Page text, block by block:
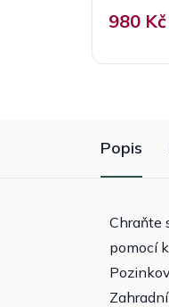
980 Kč
Popis
Chraňte
pomocí